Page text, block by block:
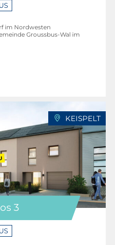
im Nordwesten
Groussbus-Wal im
KEISPELT
3